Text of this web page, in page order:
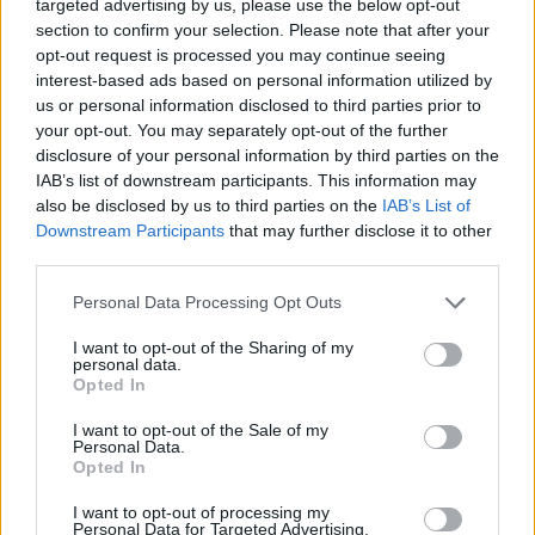
targeted advertising by us, please use the below opt-out
section to confirm your selection. Please note that after your
opt-out request is processed you may continue seeing
interest-based ads based on personal information utilized by
us or personal information disclosed to third parties prior to
your opt-out. You may separately opt-out of the further
disclosure of your personal information by third parties on the
IAB’s list of downstream participants. This information may
also be disclosed by us to third parties on the IAB’s List of
Downstream Participants that may further disclose it to other
Personal Data Processing Opt Outs
I want to opt-out of the Sharing of my
personal data.
Opted In
I want to opt-out of the Sale of my
Personal Data.
Opted In
I want to opt-out of processing my
Personal Data for Targeted Advertising.
αμβλώσεις
ΠΑΣΟΚ-ΚΙΝΑΛ